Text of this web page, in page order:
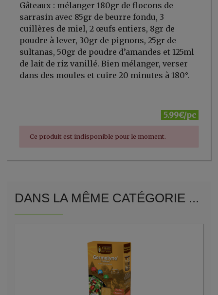
Gâteaux : mélanger 180gr de flocons de
sarrasin avec 85gr de beurre fondu, 3
cuillères de miel, 2 œufs entiers, 8gr de
poudre à lever, 30gr de pignons, 25gr de
sultanas, 50gr de poudre d’amandes et 125ml
de lait de riz vanillé. Bien mélanger, verser
dans des moules et cuire 20 minutes à 180°.
5.99€/pc
Ce produit est indisponible pour le moment.
DANS LA MÊME CATÉGORIE ...